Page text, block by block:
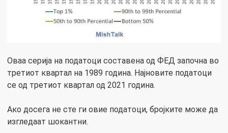
Оваа серија на податоци составена од ФЕД започна во
третиот квартал на 1989 година. Најновите податоци
се од третиот квартал од 2021 година.
Ако досега не сте ги овие податоци, бројките може да
изгледаат шокантни.